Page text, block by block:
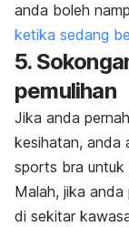
anda boleh
ketika sedang
5.
pemulihan
Jika anda
kesihatan, anda
sports bra untuk
Malah, jika anda
di sekitar